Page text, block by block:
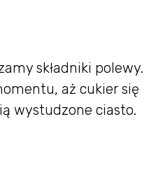
składniki polewy.
aż cukier się
wystudzone ciasto.